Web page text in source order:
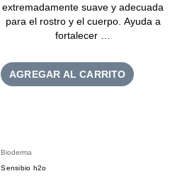
extremadamente suave y adecuada
para el rostro y el cuerpo. Ayuda a
fortalecer …
AGREGAR AL CARRITO
Bioderma
Sensibio h2o